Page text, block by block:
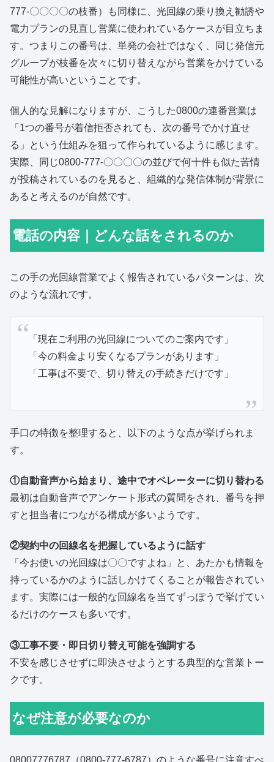
777-〇〇〇〇の枝番）も同様に、光回線の乗り換え勧誘や
電力プランの見直し営業に使われているケースが目立ちま
す。つまりこの番号は、単発の会社ではなく、同じ発信元
グループが枝番を次々に切り替えながら営業をかけている
可能性が高いということです。
個人的な見解になりますが、こうした0800の連番営業は
「1つの番号が着信拒否されても、次の番号でかけ直せ
る」という仕組みを狙って作られているように感じます。
実際、同じ0800-777-〇〇〇〇の並びで何十件も似た苦情
が投稿されているのを見ると、組織的な発信体制が背景に
あると考えるのが自然です。
電話の内容｜どんな話をされるのか
この手の光回線営業でよく報告されているパターンは、次
のような流れです。
「現在ご利用の光回線についてのご案内です」
「今の料金より安くなるプランがあります」
「工事は不要で、切り替えの手続きだけです」
手口の特徴を整理すると、以下のような点が挙げられま
す。
①自動音声から始まり、途中でオペレーターに切り替わる
最初は自動音声でアンケート形式の質問をされ、番号を押
すと担当者につながる構成が多いようです。
②契約中の回線名を把握しているように話す
「今お使いの光回線は〇〇ですよね」と、あたかも情報を
持っているかのように話しかけてくることが報告されてい
ます。実際には一般的な回線名を当てずっぽうで挙げてい
るだけのケースも多いです。
③工事不要・即日切り替え可能を強調する
不安を感じさせずに即決させようとする典型的な営業トー
クです。
なぜ注意が必要なのか